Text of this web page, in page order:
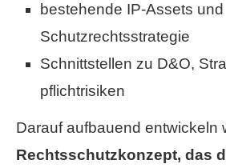
bestehende IP-Assets und
Schutzrechtsstrategie
Schnittstellen zu D&O,
pflichtrisiken
Darauf aufbauend entwickeln
Rechtsschutzkonzept, das